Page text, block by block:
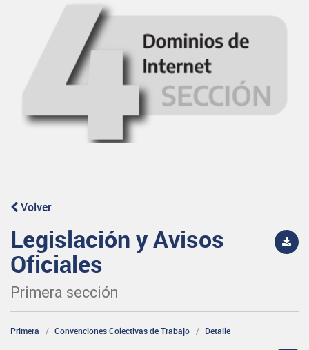
Volver
Legislación y Avisos
Oficiales
Primera sección
Primera Convenciones Colectivas de Trabajo Detalle